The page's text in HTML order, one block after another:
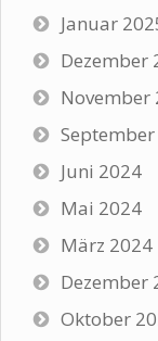
Januar
Dezember
November
Juni 2024
Mai 2024
März 2024
Dezember
Oktober